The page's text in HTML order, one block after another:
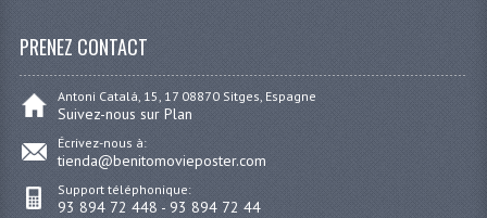
PRENEZ CONTACT
Antoni Catalá, 15, 17 08870 Sitges, Espagne
Suivez-nous sur Plan
Écrivez-nous à:
tienda@benitomovieposter.com
Support téléphonique:
93 894 72 448 - 93 894 72 44